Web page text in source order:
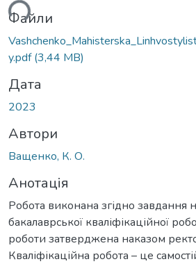
Файли
y.pdf(3,44 MB)
Дата
2023
Автори
Ващенко, К. О.
Анотація
Робота виконана згідно завдання
бакалаврської кваліфікаційної
роботи затверджена наказом
Кваліфікаційна робота – це